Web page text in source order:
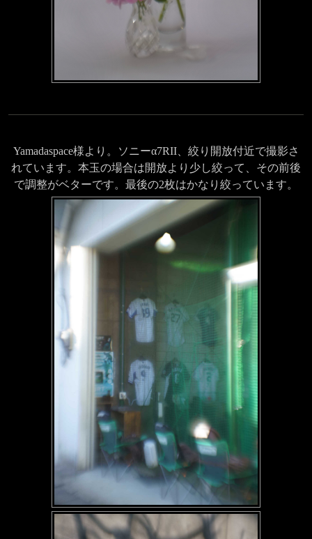
Yamadaspace様より。ソニーα7RII、絞り開放付近で撮影さ
れています。本玉の場合は開放より少し絞って、その前後
で調整がベターです。最後の2枚はかなり絞っています。